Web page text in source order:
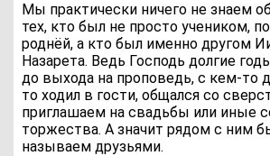
Мы практически ничего не знаем
тех, кто был не просто учеником,
роднёй, а кто был именно другом
Назарета. Ведь Господь долгие
до выхода на проповедь, с кем-то
то ходил в гости, общался со
приглашаем на свадьбы или иные
торжества. А значит рядом с ним
называем друзьями.